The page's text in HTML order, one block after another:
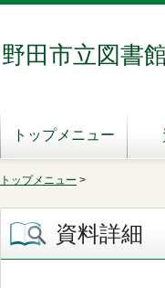
野田市立図書
トップメニュー
トップメニュー >
資料詳細